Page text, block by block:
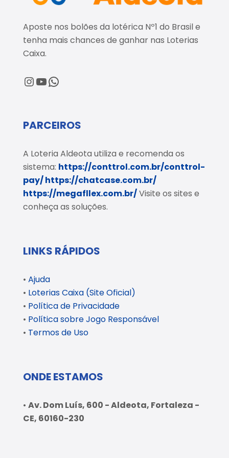
Aposte nos bolões da lotérica Nº1 do Brasil e
tenha mais chances de ganhar nas Loterias
Caixa.
@loteriaaldeota
@loteriaaldeota
Central de Atendimento
PARCEIROS
A Loteria Aldeota utiliza e recomenda os
sistema: https://conttrol.com.br/conttrol-
pay/https://chatcase.com.br/
https://megafllex.com.br/Visite os sites e
conheça as soluções.
LINKS RÁPIDOS
• Ajuda
• Loterias Caixa (Site Oficial)
• Política de Privacidade
• Política sobre Jogo Responsável
• Termos de Uso
ONDE ESTAMOS
• Av. Dom Luís, 600 - Aldeota, Fortaleza -
CE, 60160-230